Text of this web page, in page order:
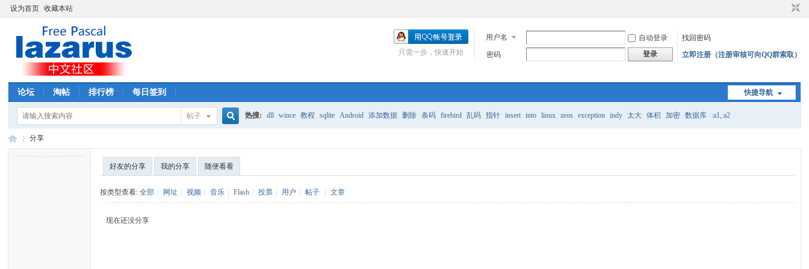
设为首页 收藏本站
用户名 自动登录
找回密码
密码
登录 立即注册（注册审核可向QQ群索取）
只需一步，快速开始
快捷导航
论坛 淘帖 排行榜 每日签到
帖子 热搜: dll wince 教程 sqlite Android 添加数据 删除 条码 firebird 乱码 指针 insert into linux zeos exception indy 太大 体积 加密 数据库 :a1,:a2
分享
好友的分享 我的分享 随便看看
按类型查看:全部 网址 视频 音乐 Flash 投票 用户 帖子 文章
现在还没分享